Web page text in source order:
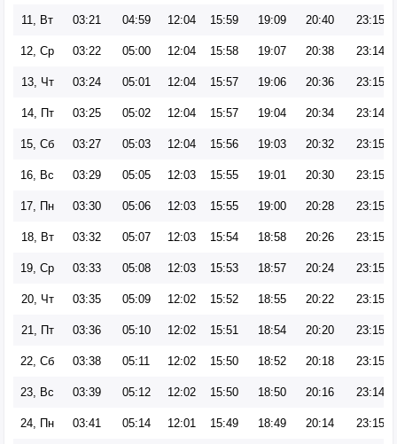
11, Вт 03:21 04:59 12:04 15:59 19:09 20:40 23:15
12, Ср 03:22 05:00 12:04 15:58 19:07 20:38 23:14
13, Чт 03:24 05:01 12:04 15:57 19:06 20:36 23:15
14, Пт 03:25 05:02 12:04 15:57 19:04 20:34 23:14
15, Сб 03:27 05:03 12:04 15:56 19:03 20:32 23:15
16, Вс 03:29 05:05 12:03 15:55 19:01 20:30 23:15
17, Пн 03:30 05:06 12:03 15:55 19:00 20:28 23:15
18, Вт 03:32 05:07 12:03 15:54 18:58 20:26 23:15
19, Ср 03:33 05:08 12:03 15:53 18:57 20:24 23:15
20, Чт 03:35 05:09 12:02 15:52 18:55 20:22 23:15
21, Пт 03:36 05:10 12:02 15:51 18:54 20:20 23:15
22, Сб 03:38 05:11 12:02 15:50 18:52 20:18 23:15
23, Вс 03:39 05:12 12:02 15:50 18:50 20:16 23:14
24, Пн 03:41 05:14 12:01 15:49 18:49 20:14 23:15